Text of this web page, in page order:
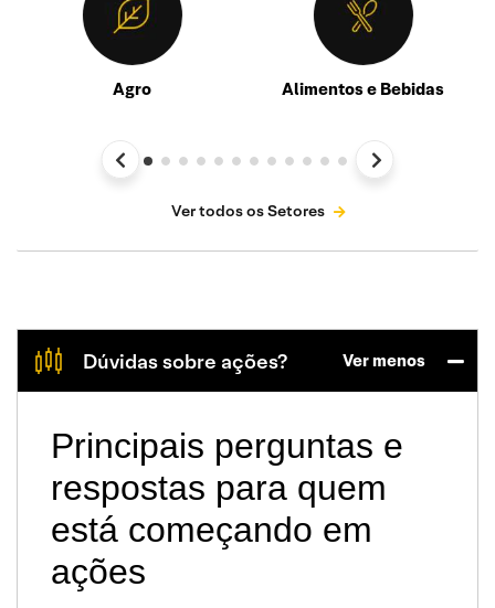
Ver todos os Setores
Agro Alimentos e Bebidas
Dúvidas sobre ações? Ver menos
Principais perguntas e
respostas para quem
está começando em
ações